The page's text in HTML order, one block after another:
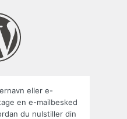
eller e-
en e-mailbesked
du nulstiller din